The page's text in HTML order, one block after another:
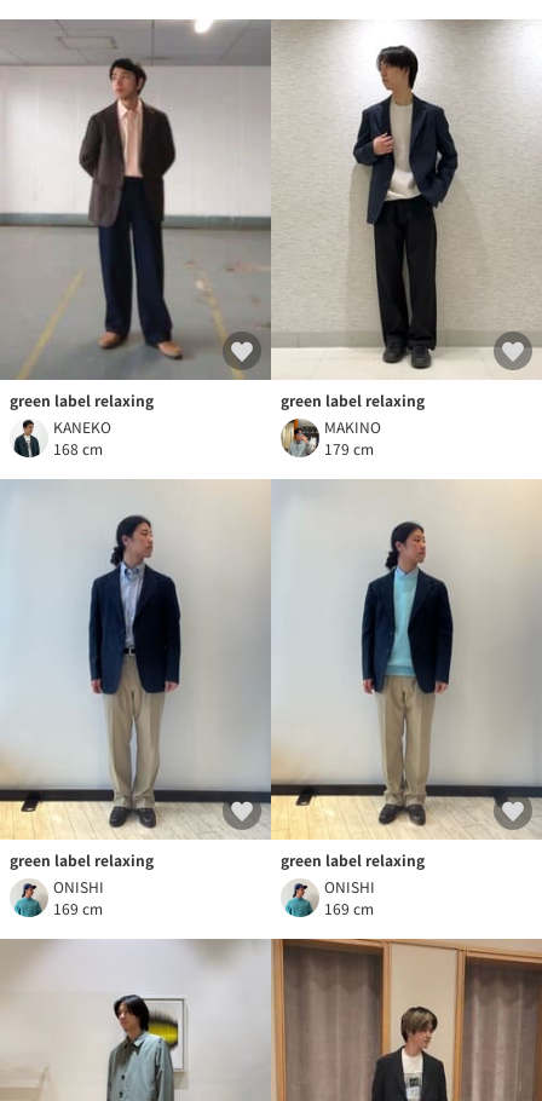
green label relaxing
KANEKO
168 cm
green label relaxing
MAKINO
179 cm
green label relaxing
ONISHI
169 cm
green label relaxing
ONISHI
169 cm